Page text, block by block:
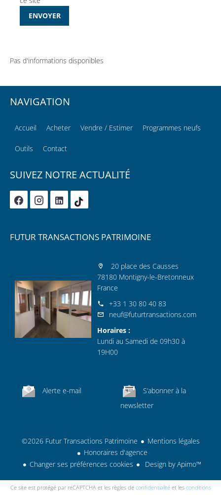
ENVOYER
Pas d'informations disponibles
NAVIGATION
Accueil Acheter Vendre / Estimer Programmes neufs
Outils Contact
SUIVEZ NOTRE ACTUALITÉ
FUTUR TRANSACTIONS PATRIMOINE
20 place des Causses
78180 Montigny-le-Bretonneux
France
+33 1 30 80 40 83
neuf@futurtransactions.com
Horaires :
Lundi au Samedi de 09h30 à
19H00
Alerte e-mail
S’abonner à la
newsletter
©2026 Futur Transactions Patrimoine
Mentions légales
Honoraires d'agence
Changer ses préférences cookies
Design byApimo™
Ce site est protégé par reCAPTCHA et les règles de confidentialitéet les conditions